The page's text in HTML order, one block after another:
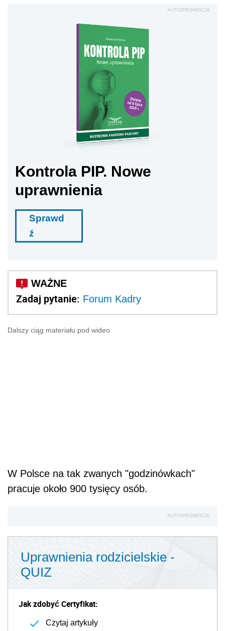
AUTOPROMOCJA
Kontrola PIP. Nowe
uprawnienia
Sprawd
ź
Zadaj pytanie: Forum Kadry
Dalszy ciąg materiału pod wideo
W Polsce na tak zwanych "godzinówkach"
pracuje około 900 tysięcy osób.
AUTOPROMOCJA
Uprawnienia rodzicielskie -
QUIZ
Jak zdobyć Certyfikat:
Czytaj artykuły